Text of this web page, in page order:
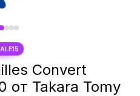
Convert
от Takara Tomy